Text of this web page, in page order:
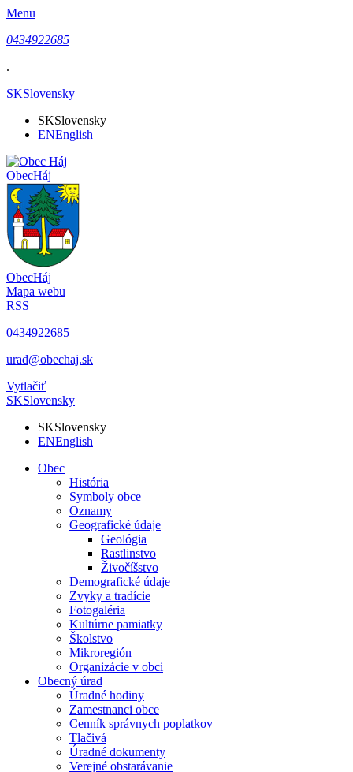
Menu
0434922685
.
SKSlovensky
SKSlovensky
ENEnglish
ObecHáj
ObecHáj
Mapa webu
RSS
0434922685
urad@obechaj.sk
Vytlačiť
SKSlovensky
SKSlovensky
ENEnglish
Obec
História
Symboly obce
Oznamy
Geografické údaje
Geológia
Rastlinstvo
Živočíšstvo
Demografické údaje
Zvyky a tradície
Fotogaléria
Kultúrne pamiatky
Školstvo
Mikroregión
Organizácie v obci
Obecný úrad
Úradné hodiny
Zamestnanci obce
Cenník správnych poplatkov
Tlačivá
Úradné dokumenty
Verejné obstarávanie